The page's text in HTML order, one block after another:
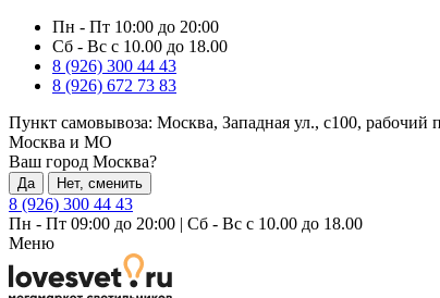
Пн - Пт 10:00 до 20:00
Сб - Вс с 10.00 до 18.00
8 (926) 300 44 43
8 (926) 672 73 83
Пункт самовывоза: Москва, Западная ул., с100,
Москва и МО
Ваш город Москва?
Да Нет, сменить
8 (926) 300 44 43
Пн - Пт 09:00 до 20:00 | Сб - Вс с 10.00 до 18.00
Меню